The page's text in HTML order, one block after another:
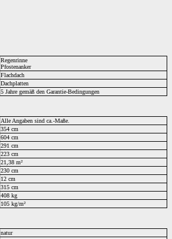
Regenrinne
Pfostenanker
Flachdach
Dachplatten
5 Jahre gemäß den Garantie-Bedingungen
Alle Angaben sind ca.-Maße.
354 cm
604 cm
291 cm
223 cm
21,38 m²
230 cm
12 cm
315 cm
408 kg
105 kg/m²
natur